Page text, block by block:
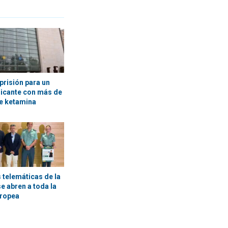
para un
con más de
ketamina
telemáticas de la
abren a toda la